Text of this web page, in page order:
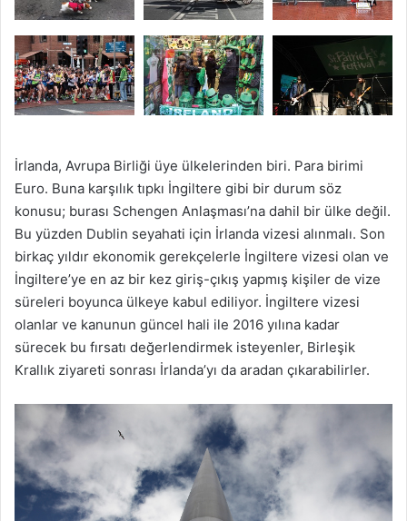
İrlanda, Avrupa Birliği üye ülkelerinden biri. Para birimi
Euro. Buna karşılık tıpkı İngiltere gibi bir durum söz
konusu; burası Schengen Anlaşması’na dahil bir ülke değil.
Bu yüzden Dublin seyahati için İrlanda vizesi alınmalı. Son
birkaç yıldır ekonomik gerekçelerle İngiltere vizesi olan ve
İngiltere’ye en az bir kez giriş-çıkış yapmış kişiler de vize
süreleri boyunca ülkeye kabul ediliyor. İngiltere vizesi
olanlar ve kanunun güncel hali ile 2016 yılına kadar
sürecek bu fırsatı değerlendirmek isteyenler, Birleşik
Krallık ziyareti sonrası İrlanda’yı da aradan çıkarabilirler.